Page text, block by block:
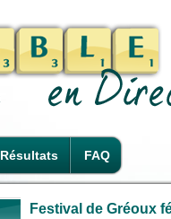
Résultats FAQ
Festival de Gréoux